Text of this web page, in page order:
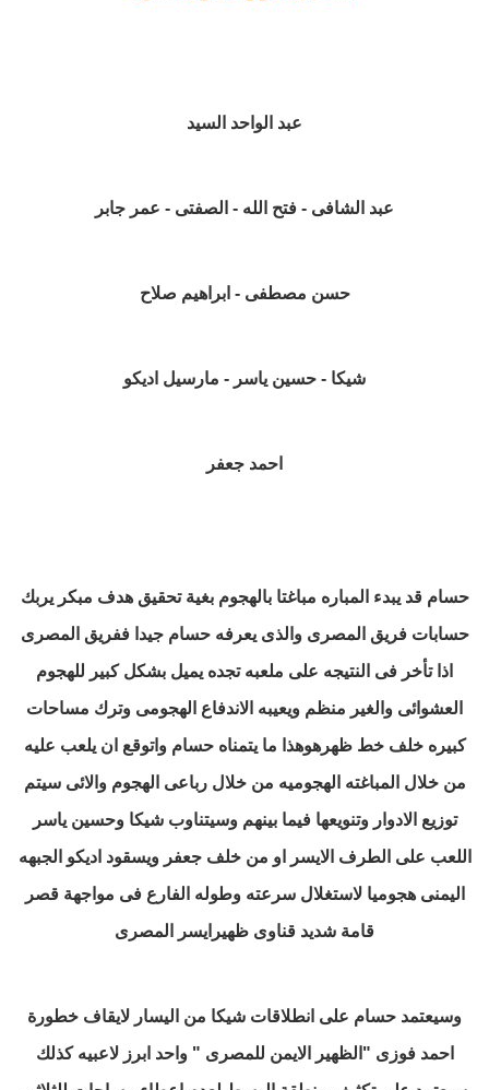
عبد الواحد السيد
عبد الشافى - فتح الله - الصفتى - عمر جابر
حسن مصطفى - ابراهيم صلاح
شيكا - حسين ياسر - مارسيل اديكو
احمد جعفر
حسام قد يبدء المباره مباغتا بالهجوم بغية تحقيق هدف مبكر يربك
حسابات فريق المصرى والذى يعرفه حسام جيداففريق المصرى
اذا تأخر فى النتيجه على ملعبه تجده يميل بشكل كبير للهجوم
العشوائى والغير منظم ويعيبه الاندفاع الهجومى وترك مساحات
كبيره خلف خط ظهرهوهذا ما يتمناه حسام واتوقع ان يلعب عليه
من خلال المباغته الهجوميه من خلال رباعى الهجوم والائى سيتم
توزيع الادوار وتنويعها فيما بينهم وسيتناوب شيكا وحسين ياسر
اللعب على الطرف الايسر او من خلف جعفر ويسقود اديكو الجبهه
اليمنى هجوميا لاستغلال سرعته وطوله الفارع فى مواجهة قصر
قامة شديد قناوى ظهيرايسر المصرى
وسيعتمد حسام على انطلاقات شيكا من اليسار لايقاف خطورة
احمد فوزى "الظهير الايمن للمصرى " واحد ابرز لاعبيهكذلك